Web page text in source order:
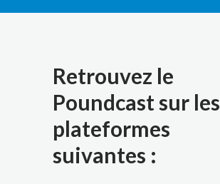
Retrouvez le
Poundcast sur les
plateformes
suivantes :